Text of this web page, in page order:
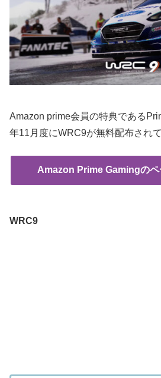
Amazon prime会員の特典である
年11月度にWRC9が無料配布されて
Amazon Prime Gamingのペ
WRC9